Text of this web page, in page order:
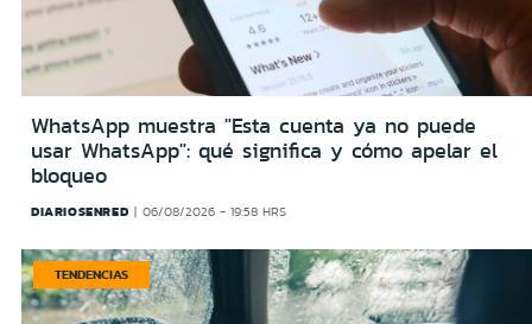
WhatsApp muestra "Esta cuenta ya no puede
usar WhatsApp": qué significa y cómo apelar el
bloqueo
DIARIOSENRED 06/08/2026 - 19:58 HRS
TENDENCIAS